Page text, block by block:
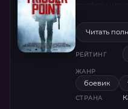
убийств
Читать
РЕЙТИНГ
ЖАНР
боевик
СТРАНА